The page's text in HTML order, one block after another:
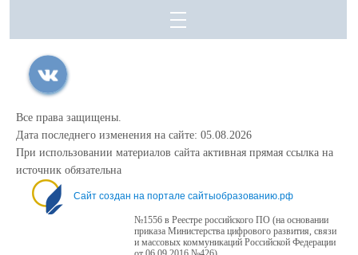
Все права защищены.
Дата последнего изменения на сайте: 05.08.2026
При использовании материалов сайта активная прямая ссылка на
источник обязательна
Сайт создан на портале сайтыобразованию.рф
№1556 в Реестре российского ПО (на основании
приказа Министерства цифрового развития, связи
и массовых коммуникаций Российской Федерации